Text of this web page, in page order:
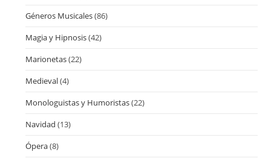
Géneros Musicales(86)
Magia y Hipnosis(42)
Marionetas(22)
Medieval(4)
Monologuistas y Humoristas(22)
Navidad (13)
Ópera(8)